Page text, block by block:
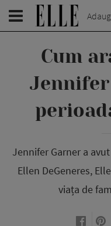
Cum
Jennifer Garner a
Ellen DeGeneres,
viața de